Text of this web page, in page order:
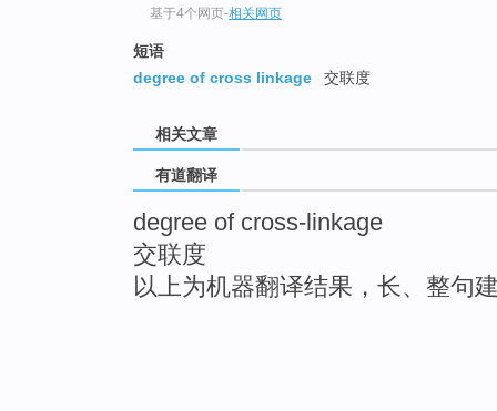
基于4个网页-相关网页
短语
degree of cross linkage
交联度
相关文章
有道翻译
degree of cross-linkage
交联度
以上为机器翻译结果，长、整句